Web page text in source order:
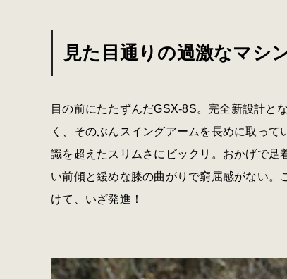
見た目通りの過激なマシ
目の前にたたずんだGSX-8S。完全新設計と
く、そのぶんスイングアームを長めに取っ
識を超えたスリムさにビックリ。おかげで
い前傾と緩めな膝の曲がりで窮屈感がない
けて、いざ発進！